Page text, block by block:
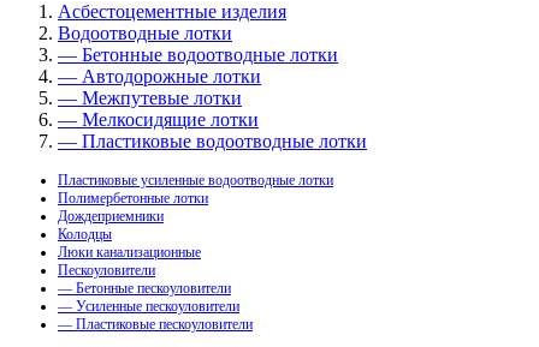
Асбестоцементные изделия
Водоотводные лотки
— Бетонные водоотводные лотки
— Автодорожные лотки
— Межпутевые лотки
— Мелкосидящие лотки
— Пластиковые водоотводные лотки
Пластиковые усиленные водоотводные лотки
Полимербетонные лотки
Дождеприемники
Колодцы
Люки канализационные
Пескоуловители
— Бетонные пескоуловители
— Усиленные пескоуловители
— Пластиковые пескоуловители